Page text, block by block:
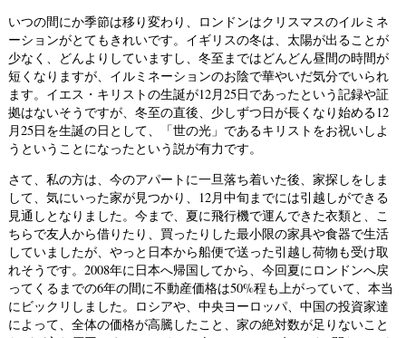
いつの間にか季節は移り変わり、ロンドンはクリスマスのイルミネ
ーションがとてもきれいです。イギリスの冬は、太陽が出ることが
少なく、どんよりしていますし、冬至まではどんどん昼間の時間が
短くなりますが、イルミネーションのお陰で華やいだ気分でいられ
ます。イエス・キリストの生誕が12月25日であったという記録や証
拠はないそうですが、冬至の直後、少しずつ日が長くなり始める12
月25日を生誕の日として、「世の光」であるキリストをお祝いしよ
うということになったという説が有力です。
さて、私の方は、今のアパートに一旦落ち着いた後、家探しをしま
して、気にいった家が見つかり、12月中旬までには引越しができる
見通しとなりました。今まで、夏に飛行機で運んできた衣類と、こ
ちらで友人から借りたり、買ったりした最小限の家具や食器で生活
していましたが、やっと日本から船便で送った引越し荷物も受け取
れそうです。2008年に日本へ帰国してから、今回夏にロンドンへ戻
ってくるまでの6年の間に不動産価格は50%程も上がっていて、本当
にビックリしました。ロシアや、中央ヨーロッパ、中国の投資家達
によって、全体の価格が高騰したこと、家の絶対数が足りないこと